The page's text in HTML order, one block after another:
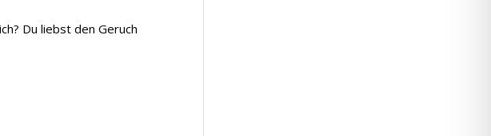
Du liebst den Geruch